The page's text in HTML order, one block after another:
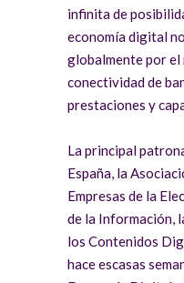
infinita de
economía digital
globalmente por el
conectividad de
prestaciones y
La principal
España, la
Empresas de la
de la Información,
los Contenidos
hace escasas